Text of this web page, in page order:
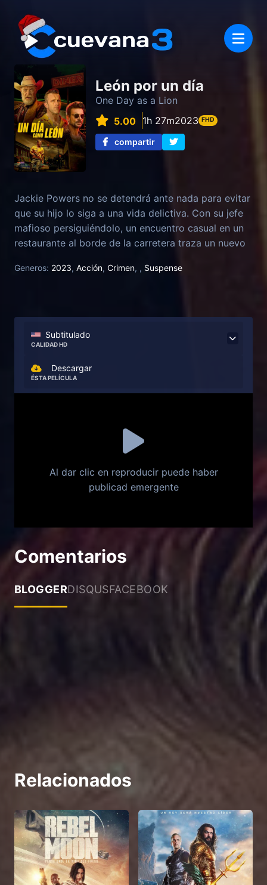
León por un día
One Day as a Lion
5.00 1h 27m2023 FHD
compartir
Jackie Powers no se detendrá ante nada para evitar
que su hijo lo siga a una vida delictiva. Con su jefe
mafioso persiguiéndolo, un encuentro casual en un
restaurante al borde de la carretera traza un nuevo
Generos: 2023, Acción, Crimen, , Suspense
Subtitulado
CALIDAD HD
Descargar
ÉSTA PELÍCULA
Al dar clic en reproducir puede haber
publicad emergente
Comentarios
BLOGGERDISQUSFACEBOOK
Relacionados